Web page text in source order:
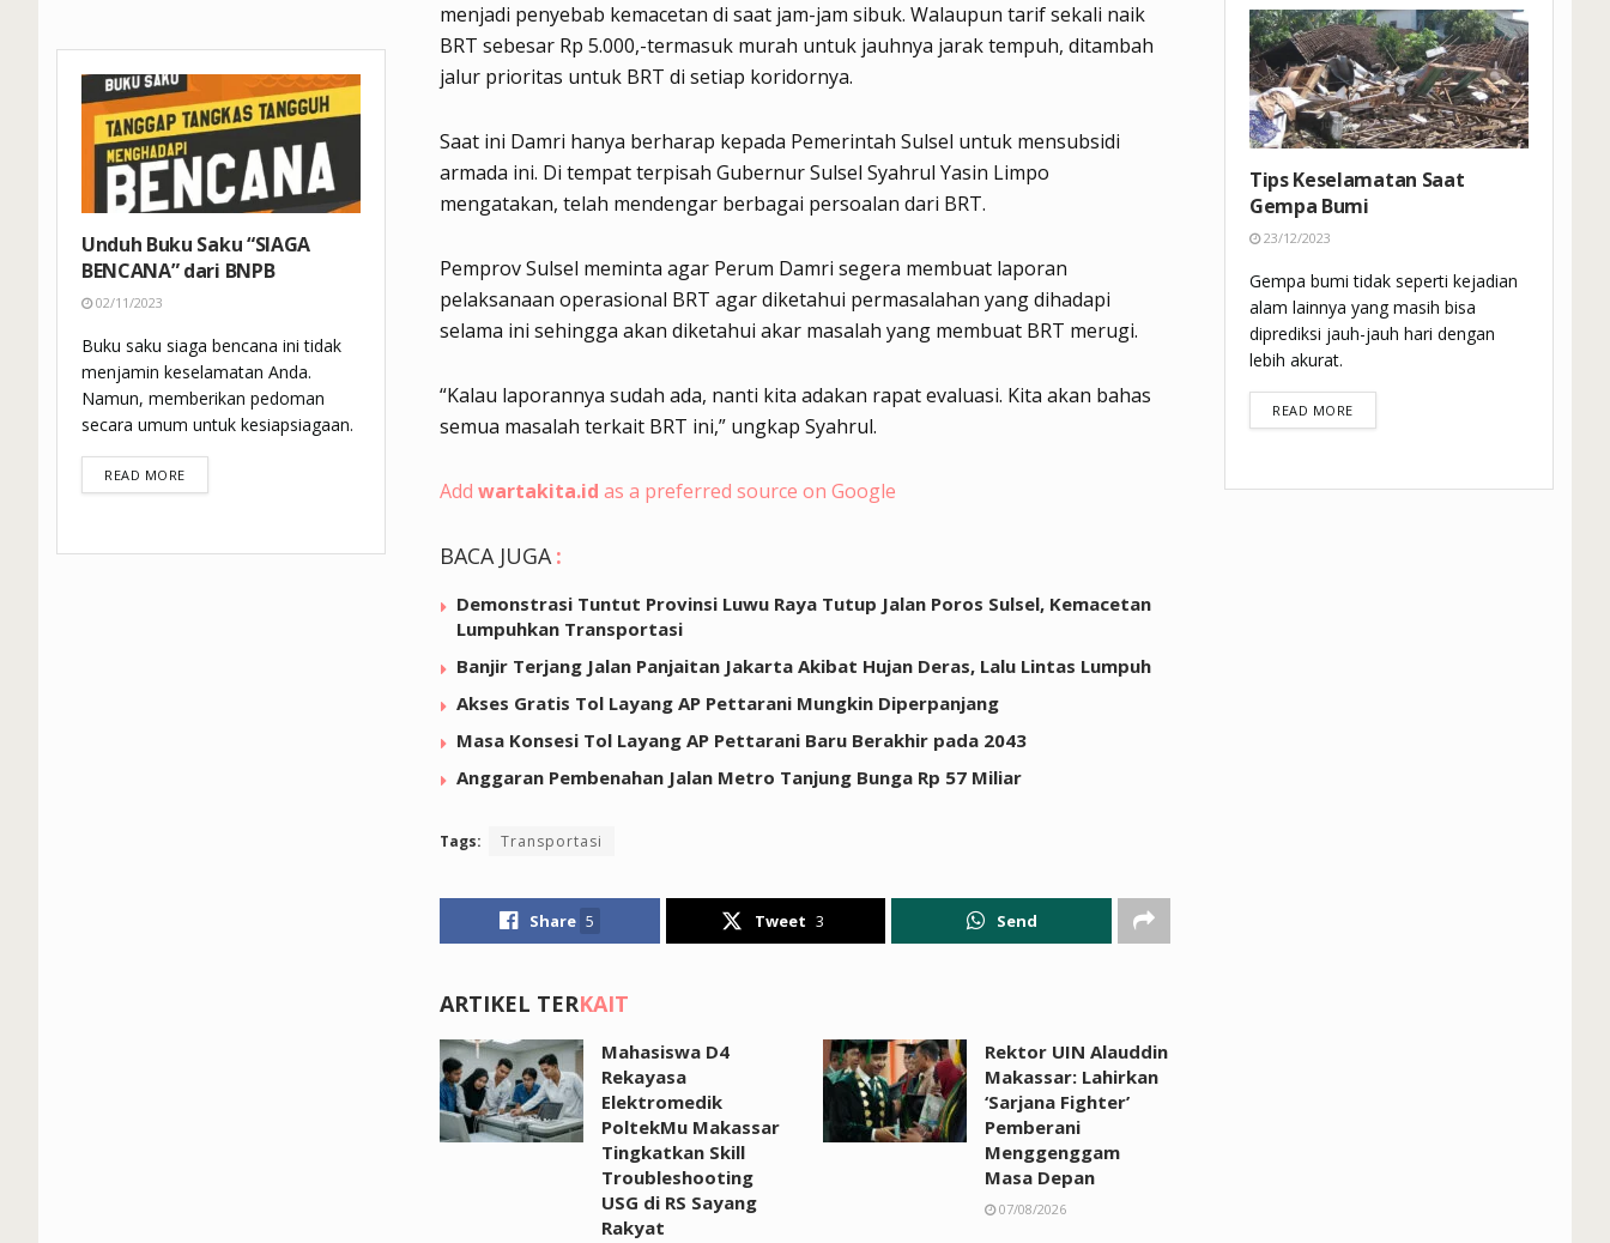
menjadi penyebab kemacetan di saat jam-jam sibuk. Walaupun tarif sekali naik
BRT sebesar Rp 5.000,-termasuk murah untuk jauhnya jarak tempuh, ditambah
jalur prioritas untuk BRT di setiap koridornya.
Saat ini Damri hanya berharap kepada Pemerintah Sulsel untuk mensubsidi
armada ini. Di tempat terpisah Gubernur Sulsel Syahrul Yasin Limpo
mengatakan, telah mendengar berbagai persoalan dari BRT.
Pemprov Sulsel meminta agar Perum Damri segera membuat laporan
pelaksanaan operasional BRT agar diketahui permasalahan yang dihadapi
selama ini sehingga akan diketahui akar masalah yang membuat BRT merugi.
“Kalau laporannya sudah ada, nanti kita adakan rapat evaluasi. Kita akan bahas
semua masalah terkait BRT ini,” ungkap Syahrul.
Add wartakita.id as a preferred source on Google
BACA JUGA :
Demonstrasi Tuntut Provinsi Luwu Raya Tutup Jalan Poros Sulsel, Kemacetan
Lumpuhkan Transportasi
Banjir Terjang Jalan Panjaitan Jakarta Akibat Hujan Deras, Lalu Lintas Lumpuh
Akses Gratis Tol Layang AP Pettarani Mungkin Diperpanjang
Masa Konsesi Tol Layang AP Pettarani Baru Berakhir pada 2043
Anggaran Pembenahan Jalan Metro Tanjung Bunga Rp 57 Miliar
Tags: Transportasi
Share 5 Tweet 3 Send
ARTIKEL TERKAIT
Mahasiswa D4
Rekayasa
Elektromedik
PoltekMu Makassar
Tingkatkan Skill
Troubleshooting
USG di RS Sayang
Rakyat
Rektor UIN Alauddin
Makassar: Lahirkan
‘Sarjana Fighter’
Pemberani
Menggenggam
Masa Depan
07/08/2026
Unduh Buku Saku “SIAGA
BENCANA” dari BNPB
02/11/2023
Buku saku siaga bencana ini tidak
menjamin keselamatan Anda.
Namun, memberikan pedoman
secara umum untuk kesiapsiagaan.
READ MOREDETAILS
Tips Keselamatan Saat
Gempa Bumi
23/12/2023
Gempa bumi tidak seperti kejadian
alam lainnya yang masih bisa
diprediksi jauh-jauh hari dengan
lebih akurat.
READ MOREDETAILS